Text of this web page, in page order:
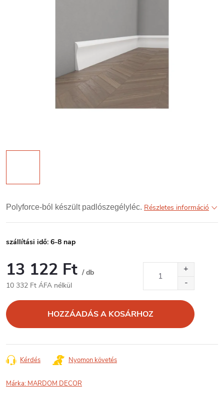
Polyforce-ból készült padlószegélyléc. Részletes információ
szállítási idő: 6-8 nap
13 122 Ft / db
10 332 Ft ÁFA nélkül
HOZZÁADÁS A KOSÁRHOZ
Kérdés Nyomon követés
Márka: MARDOM DECOR